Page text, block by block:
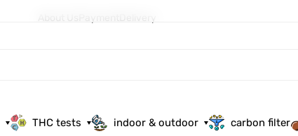
THC tests indoor & outdoor carbon filter